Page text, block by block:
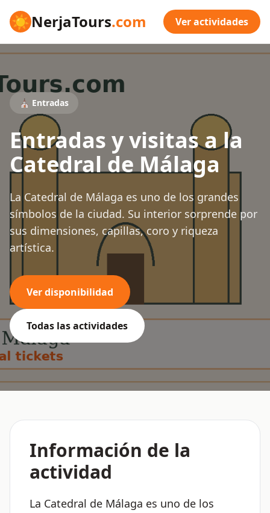
☀NerjaTours.com Ver actividades
⛪ Entradas
Entradas y visitas a la
Catedral de Málaga
La Catedral de Málaga es uno de los grandes
símbolos de la ciudad. Su interior sorprende por
sus dimensiones, capillas, coro y riqueza
artística.
Ver disponibilidad
Todas las actividades
Información de la
actividad
La Catedral de Málaga es uno de los